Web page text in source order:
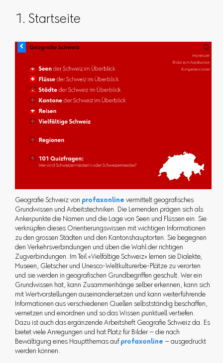
1. Startseite
Geografie Schweiz von profaxonline vermittelt geografisches
Grundwissen und Arbeitstechniken. Die Lernenden prägen sich als
Ankerpunkte die Namen und die Lage von Seen und Flüssen ein. Sie
verknüpfen dieses Orientierungswissen mit wichtigen Informationen
zu den grossen Städten und den Kantonshauptorten. Sie begegnen
den Verkehrsverbindungen und üben die Wahl der richtigen
Zugverbindungen. Im Teil «Vielfältige Schweiz» lernen sie Dialekte,
Museen, Gletscher und Unesco-Weltkulturerbe-Plätze zu verorten
und sie werden in geografischen Grundbegriffen geschult. Wer ein
Grundwissen hat, kann Zusammenhänge selber erkennen, kann sich
mit Wertvorstellungen auseinandersetzen und kann weiterführende
Informationen aus verschiedenen Quellen selbstständig beschaffen,
vernetzen und einordnen und so das Wissen punktuell vertiefen.
Dazu ist auch das ergänzende Arbeitsheft Geografie Schweiz da. Es
bietet viele Anregungen und hat Platz für Bilder – die nach
Bewältigung eines Hauptthemas auf profaxonline – ausgedruckt
werden können.